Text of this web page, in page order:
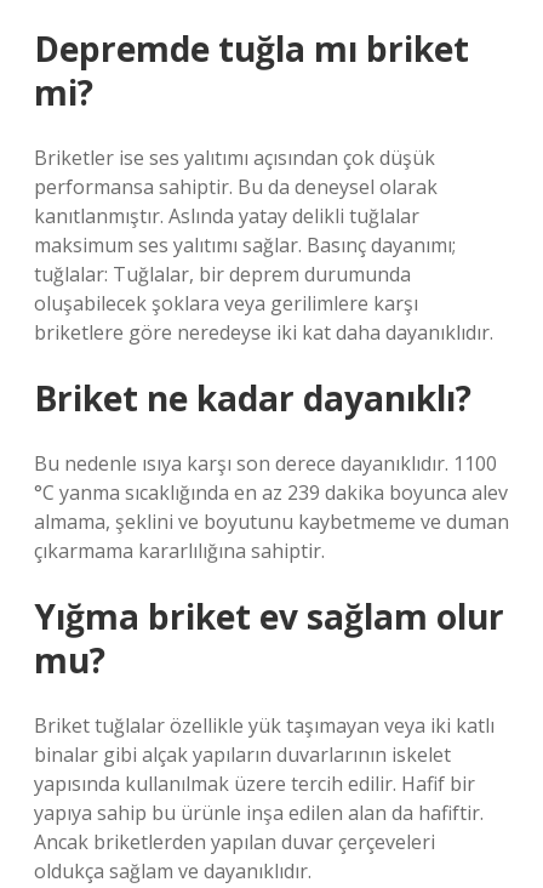
Depremde tuğla mı briket
mi?
Briketler ise ses yalıtımı açısından çok düşük
performansa sahiptir. Bu da deneysel olarak
kanıtlanmıştır. Aslında yatay delikli tuğlalar
maksimum ses yalıtımı sağlar. Basınç dayanımı;
tuğlalar: Tuğlalar, bir deprem durumunda
oluşabilecek şoklara veya gerilimlere karşı
briketlere göre neredeyse iki kat daha dayanıklıdır.
Briket ne kadar dayanıklı?
Bu nedenle ısıya karşı son derece dayanıklıdır. 1100
°C yanma sıcaklığında en az 239 dakika boyunca alev
almama, şeklini ve boyutunu kaybetmeme ve duman
çıkarmama kararlılığına sahiptir.
Yığma briket ev sağlam olur
mu?
Briket tuğlalar özellikle yük taşımayan veya iki katlı
binalar gibi alçak yapıların duvarlarının iskelet
yapısında kullanılmak üzere tercih edilir. Hafif bir
yapıya sahip bu ürünle inşa edilen alan da hafiftir.
Ancak briketlerden yapılan duvar çerçeveleri
oldukça sağlam ve dayanıklıdır.